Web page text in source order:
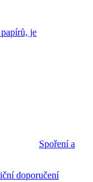
je
Spoření a
doporučení